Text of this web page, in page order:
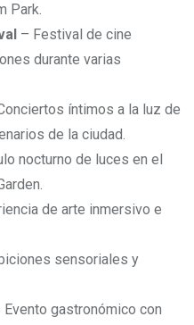
Park.
– Festival de cine
durante varias
íntimos a la luz de
de la ciudad.
nocturno de luces en el
de arte inmersivo e
sensoriales y
Evento gastronómico con